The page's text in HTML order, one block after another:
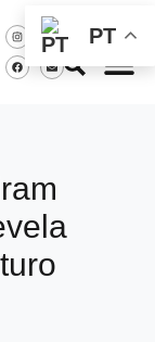
PT